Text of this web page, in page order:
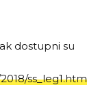
dostupni su
ss_leg1.htm